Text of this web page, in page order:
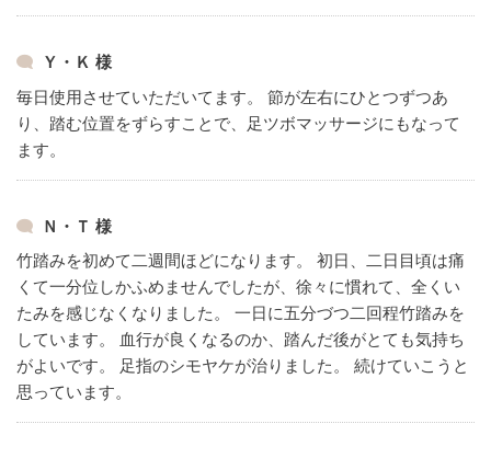
Ｙ・Ｋ 様
毎日使用させていただいてます。
節が左右にひとつずつあ
り、踏む位置をずらすことで、足ツボマッサージにもなって
ます。
Ｎ・Ｔ 様
竹踏みを初めて二週間ほどになります。
初日、二日目頃は痛
くて一分位しかふめませんでしたが、徐々に慣れて、全くい
たみを感じなくなりました。
一日に五分づつ二回程竹踏みを
しています。
血行が良くなるのか、踏んだ後がとても気持ち
がよいです。
足指のシモヤケが治りました。
続けていこうと
思っています。